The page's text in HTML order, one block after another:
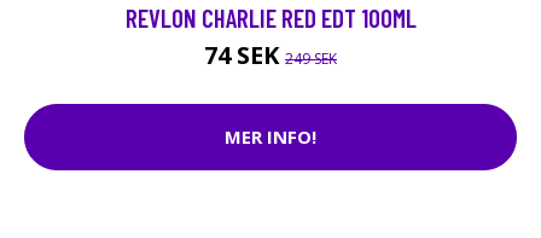
REVLON CHARLIE RED EDT 100ML
74 SEK 249 SEK
MER INFO!